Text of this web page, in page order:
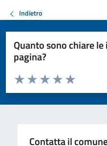
Indietro
Quanto sono chiare
pagina?
Valuta da 1 a 5 stelle la pagina
Valuta 5
Valuta 4 stelle
Valuta 3 stelle su 5
Valuta 2 stelle su 5
Valuta 1 stelle su 5
Contatta il